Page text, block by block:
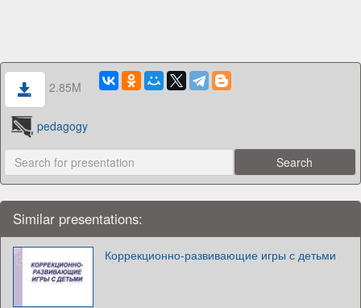
2.85M
pedagogy
Similar presentations:
Коррекционно-развивающие игры с детьми